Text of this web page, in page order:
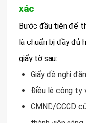
xác
Bước đầu tiên để
là chuẩn bị đầy đủ
giấy tờ sau:
Giấy đề nghị
Điều lệ công ty
CMND/CCCD